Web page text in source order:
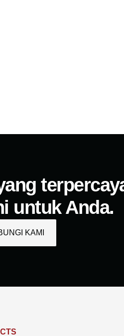
untuk Anda.
KAMI